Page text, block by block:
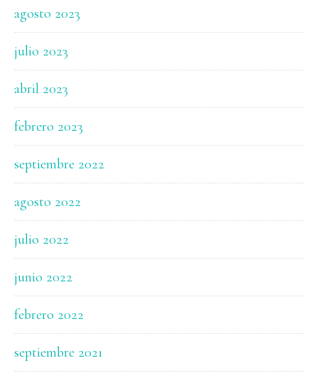
agosto 2023
julio 2023
abril 2023
febrero 2023
septiembre 2022
agosto 2022
julio 2022
junio 2022
febrero 2022
septiembre 2021